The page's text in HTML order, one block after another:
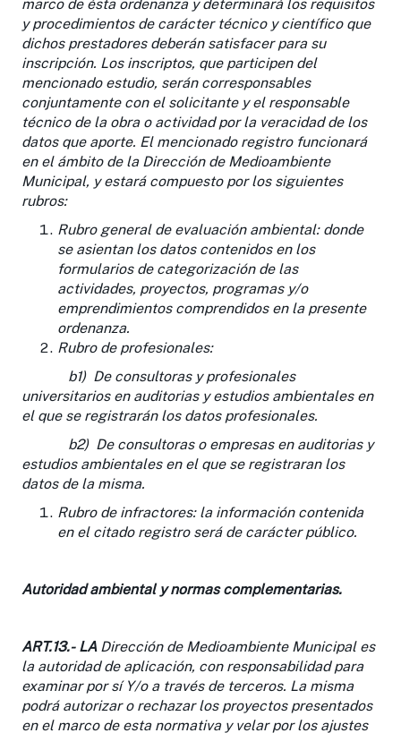
marco de ésta ordenanza y determinará los requisitos
y procedimientos de carácter técnico y científico que
dichos prestadores deberán satisfacer para su
inscripción. Los inscriptos, que participen del
mencionado estudio, serán corresponsables
conjuntamente con el solicitante y el responsable
técnico de la obra o actividad por la veracidad de los
datos que aporte. El mencionado registro funcionará
en el ámbito de la Dirección de Medioambiente
Municipal, y estará compuesto por los siguientes
rubros:
Rubro general de evaluación ambiental: donde
se asientan los datos contenidos en los
formularios de categorización de las
actividades, proyectos, programas y/o
emprendimientos comprendidos en la presente
ordenanza.
Rubro de profesionales:
b1) De consultoras y profesionales
universitarios en auditorias y estudios ambientales en
el que se registrarán los datos profesionales.
b2) De consultoras o empresas en auditorias y
estudios ambientales en el que se registraran los
datos de la misma.
Rubro de infractores: la información contenida
en el citado registro será de carácter público.
Autoridad ambiental y normas complementarias.
ART.13.- LA Dirección de Medioambiente Municipal es
la autoridad de aplicación, con responsabilidad para
examinar por sí Y/o a través de terceros. La misma
podrá autorizar o rechazar los proyectos presentados
en el marco de esta normativa y velar por los ajustes